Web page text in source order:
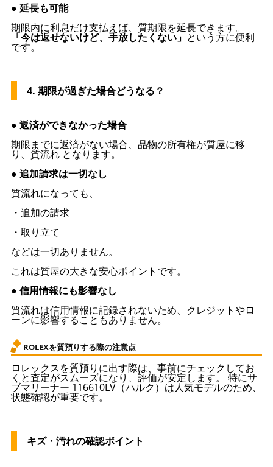
● 延長も可能
期限内に利息だけ支払えば、質期限を延長できます。
「今は返せないけど、手放したくない」 という方に便利
です。
4. 期限が過ぎた場合どうなる？
● 返済ができなかった場合
期限までに返済がない場合、品物の所有権が質屋に移
り、質流れ となります。
● 追加請求は一切なし
質流れになっても、
・追加の請求
・取り立て
などは一切ありません。
これは質屋の大きな安心ポイントです。
● 信用情報にも影響なし
質流れは信用情報に記録されないため、クレジットやロ
ーンに影響することもありません。
ROLEXを質預りする際の注意点
ロレックスを質預りに出す際は、事前にチェックしてお
くと査定がスムーズになり、評価が安定します。 特にサ
ブマリーナー 116610LV（ハルク）は人気モデルのため、
状態確認が重要です。
キズ・汚れの確認ポイント